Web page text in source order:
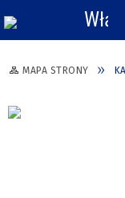
MAPA STRONY
Włącz